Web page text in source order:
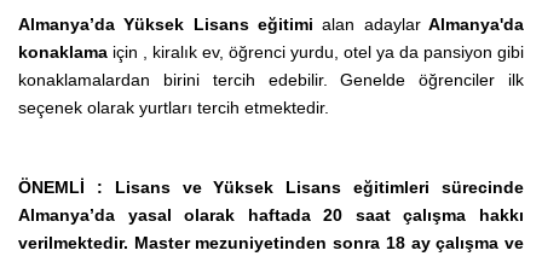
Almanya’daYüksek Lisanseğitimi alan adaylarAlmanya'da
konaklama için , kiralık ev, öğrenci yurdu, otel ya da pansiyon gibi
konaklamalardan birini tercih edebilir. Genelde öğrenciler ilk
seçenek olarak yurtları tercih etmektedir.
ÖNEMLİ : Lisans ve Yüksek Lisans eğitimleri sürecinde
Almanya’da yasal olarak haftada 20 saat çalışma hakkı
verilmektedir. Master mezuniyetinden sonra 18 ay çalışma ve